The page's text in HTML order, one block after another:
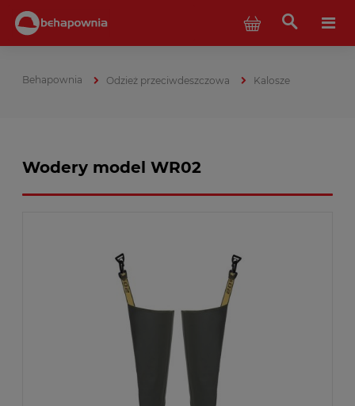
Odzież przeciwdeszczowa Kalosze
Wodery model WR02